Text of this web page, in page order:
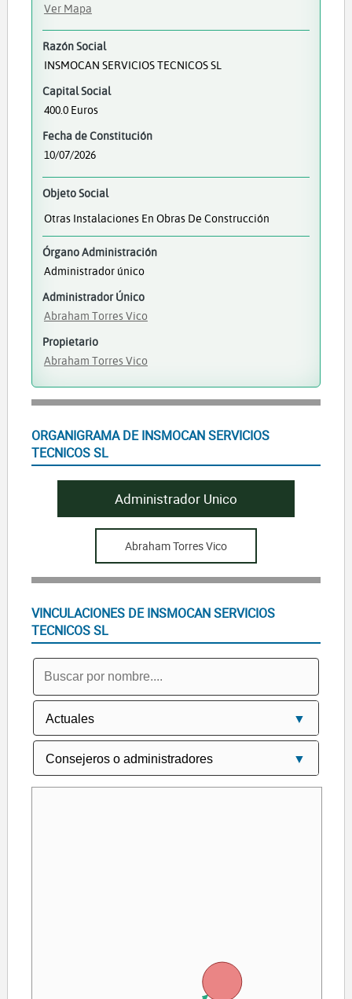
Ver Mapa
Razón Social
INSMOCAN SERVICIOS TECNICOS SL
Capital Social
400.0 Euros
Fecha de Constitución
10/07/2026
Objeto Social
Otras Instalaciones En Obras De Construcción
Órgano Administración
Administrador único
Administrador Único
Abraham Torres Vico
Propietario
Abraham Torres Vico
ORGANIGRAMA DE INSMOCAN SERVICIOS
TECNICOS SL
Administrador Unico
Abraham Torres Vico
VINCULACIONES DE INSMOCAN SERVICIOS
TECNICOS SL